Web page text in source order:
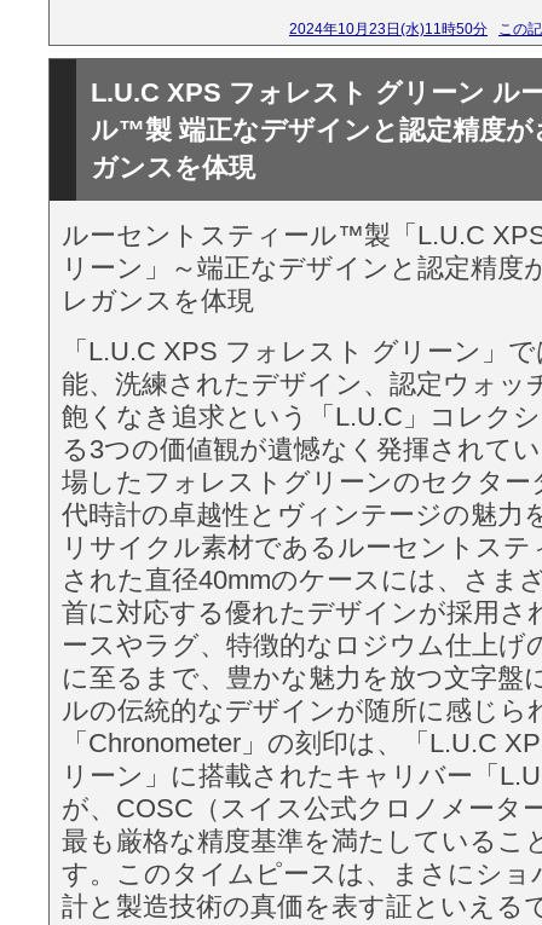
2024年10月23日(水)11時50分 この
L.U.C XPS フォレスト グリーン ル
ル™製 端正なデザインと認定精度
ガンスを体現
ルーセントスティール™製「L.U.C
リーン」～端正なデザインと認定精度
レガンスを体現
「L.U.C XPS フォレスト グリーン」
能、洗練されたデザイン、認定ウォッ
飽くなき追求という「L.U.C」コレク
る3つの価値観が遺憾なく発揮されて
場したフォレストグリーンのセクター
代時計の卓越性とヴィンテージの魅力
リサイクル素材であるルーセントス
された直径40mmのケースには、さま
首に対応する優れたデザインが採用さ
ースやラグ、特徴的なロジウム仕上げ
に至るまで、豊かな魅力を放つ文字盤
ルの伝統的なデザインが随所に感じら
「Chronometer」の刻印は、「L.U.C
リーン」に搭載されたキャリバー「
が、COSC（スイス公式クロノメータ
最も厳格な精度基準を満たしているこ
す。このタイムピースは、まさにショ
計と製造技術の真価を表す証といえる